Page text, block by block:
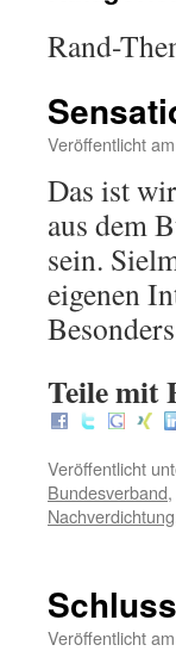
Rand-
Veröffentlicht am
Das ist
aus dem
sein.
eigenen
Teile mit
Veröffentlicht
Bundesverband,
Nachverdichtung
Veröffentlicht am